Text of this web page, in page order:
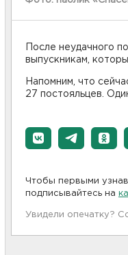
После неудачного
выпускникам,
Напомним, что
27 постояльцев.
Чтобы первыми
подписывайтесь на
Увидели опечатку?